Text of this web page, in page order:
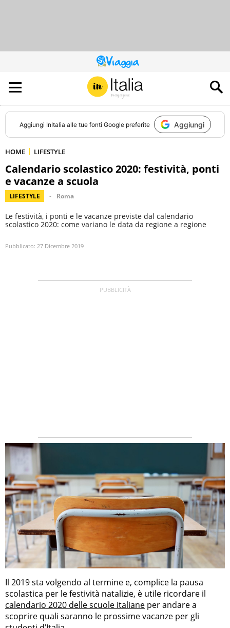
QUESTO
SITO
CONTRIBUISCE
ALL’AUDIENCE
DI
Aggiungi InItalia alle tue fonti Google preferite Aggiungi
HOME LIFESTYLE
Calendario scolastico 2020: festività, ponti
e vacanze a scuola
LIFESTYLE Roma
Le festività, i ponti e le vacanze previste dal calendario
scolastico 2020: come variano le data da regione a regione
Pubblicato: 27 Dicembre 2019
Il 2019 sta volgendo al termine e, complice la pausa
scolastica per le festività natalizie, è utile ricordare il
calendario 2020 delle scuole italiane per andare a
scoprire quali saranno le prossime vacanze per gli